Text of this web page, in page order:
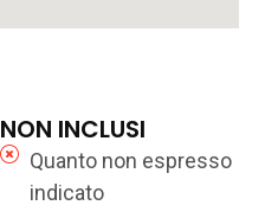
NON INCLUSI
Quanto non espresso
indicato